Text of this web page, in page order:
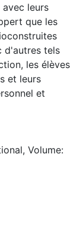
leurs
que les
d'autres tels
les élèves
et leurs
et
Volume: